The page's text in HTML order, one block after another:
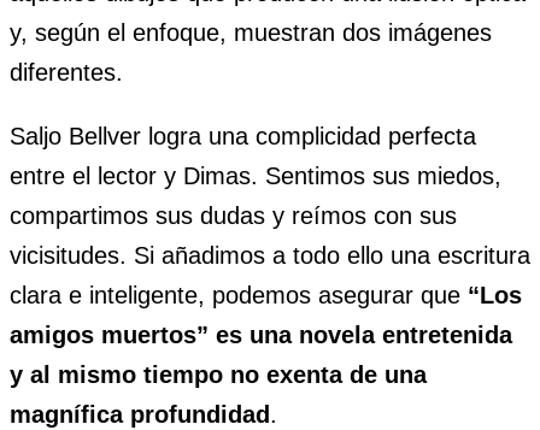
y, según el enfoque, muestran dos imágenes
diferentes.
Saljo Bellver logra una complicidad perfecta
entre el lector y Dimas. Sentimos sus miedos,
compartimos sus dudas y reímos con sus
vicisitudes. Si añadimos a todo ello una escritura
clara e inteligente, podemos asegurar que “Los
amigos muertos” es una novela entretenida
y al mismo tiempo no exenta de una
magnífica profundidad.